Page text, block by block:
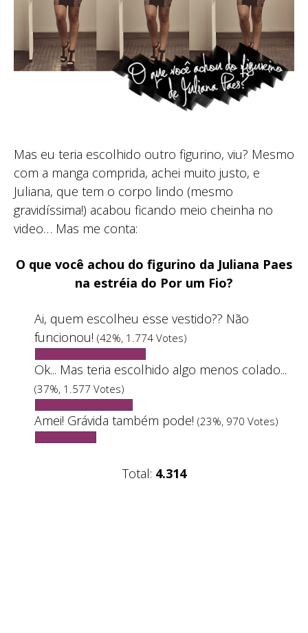
Mas eu teria escolhido outro figurino, viu? Mesmo
com a manga comprida, achei muito justo, e
Juliana, que tem o corpo lindo (mesmo
gravidíssima!) acabou ficando meio cheinha no
video… Mas me conta:
O que você achou do figurino da Juliana Paes
na estréia do Por um Fio?
Ai, quem escolheu esse vestido?? Não
funcionou! (42%, 1.774 Votes)
Ok... Mas teria escolhido algo menos colado...
(37%, 1.577 Votes)
Amei! Grávida também pode! (23%, 970 Votes)
Total: 4.314